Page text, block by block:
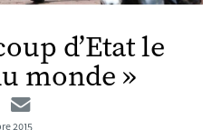
d’Etat le
monde »
Facebook
2015